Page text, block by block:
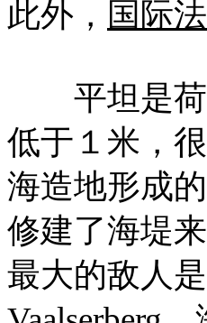
此外， 国际
平坦是
低于 １米 ，
海造地形成
修建了海堤
最大的敌人